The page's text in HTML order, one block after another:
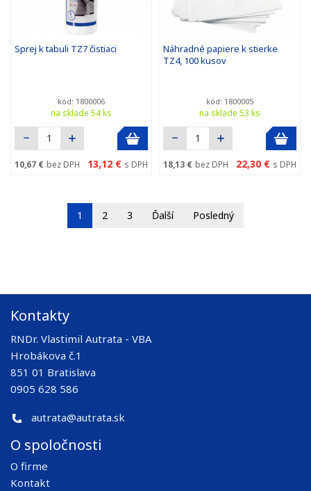
Sprej k tabuli TZ7 čistiaci
kód: 1800006
na sklade 54 ks
10,67 € bez DPH 13,12 € s DPH
Náhradné papiere k stierke
TZ4, 100 kusov
kód: 1800005
na sklade 53 ks
18,13 € bez DPH 22,30 € s DPH
1 2 3 Ďalší Posledný
Kontakty
RNDr. Vlastimil Autrata - VBA
Hrobákova č.1
851 01 Bratislava
0905 628 586
autrata@autrata.sk
O spoločnosti
O firme
Kontakt